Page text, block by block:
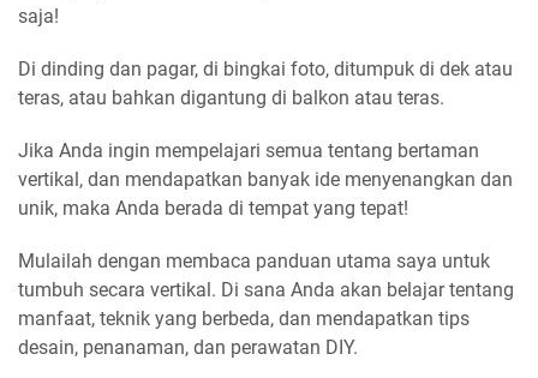
saja!
Di dinding dan pagar, di bingkai foto, ditumpuk di dek atau
teras, atau bahkan digantung di balkon atau teras.
Jika Anda ingin mempelajari semua tentang bertaman
vertikal, dan mendapatkan banyak ide menyenangkan dan
unik, maka Anda berada di tempat yang tepat!
Mulailah dengan membaca panduan utama saya untuk
tumbuh secara vertikal. Di sana Anda akan belajar tentang
manfaat, teknik yang berbeda, dan mendapatkan tips
desain, penanaman, dan perawatan DIY.